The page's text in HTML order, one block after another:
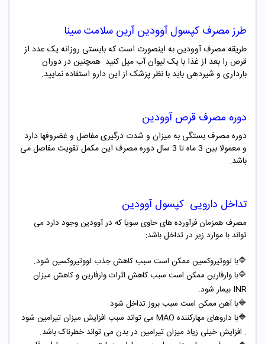
طرز مصرف کپسول آوودین آرین سلامت سینا
طریقه مصرف آوودین به اینصورت است که بایستی روزانه یک عدد از
قرص را بعد از غذا با یک لیوان آب میل کنید. همچنین در دوران
بارداری و شیردهی باید با نظر پزشک از این دارو استفاده نمایید.
دوره مصرف قرص آوودین
دوره مصرف بستگی به میزان و شدت درگیری مفاصل و غضروفها دارد
و معمولا بین 3 ماه تا 3 سال دوره مصرف این مکمل تقویت مفاصل می
باشد.
تداخل دارویی کپسول آوودین
مصرف همزمان فرآورده های حاوی سویا که در آوودین وجود دارد می
تواند با موارد زیر در تداخل باشد:
🔷با لووتیروکسین ممکن است سبب کاهش جذب لووتیروکسین شود.
🔷با وارفارین ممکن است سبب کاهش اثرات وارفارین و کاهش میزان
INR بیمار شود.
🔷با آهن ممکن است سبب بروز تداخل شود.
🔷
با داروهای مهارکننده MAO می تواند سبب افزایش میزان تیرامین شود
. افزایش خیلی زیاد میزان تیرامین در بدن می تواند خطرناک باشد.